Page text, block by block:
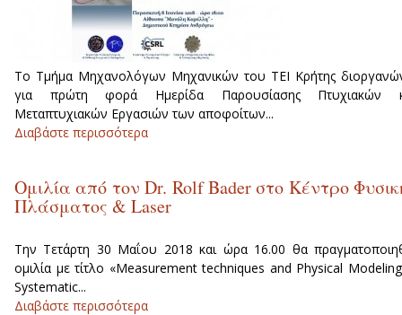
Το Τμήμα Μηχανολόγων Μηχανικών του ΤΕΙ Κρήτης
για πρώτη φορά Ημερίδα Παρουσίασης Πτυχιακών
Μεταπτυχιακών Εργασιών των αποφοίτων...
Διαβάστε περισσότερα
Ομιλία από τον Dr. Rolf Bader στο Κέντρο
Πλάσματος & Laser
Την Τετάρτη 30 Μαΐου 2018 και ώρα 16.00 θα
ομιλία με τίτλο «Measurement techniques and Physical
Systematic...
Διαβάστε περισσότερα